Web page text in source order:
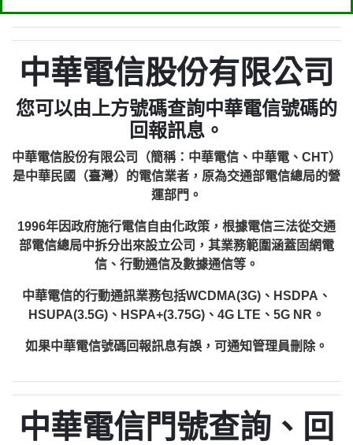
中華電信股份有限公司
您可以由上方號碼查詢中華電信號碼的
回報訊息。
中華電信股份有限公司（簡稱：中華電信、中華電、CHT）
是中華民國（臺灣）的電信業者，原為交通部電信總局的營
運部門。
1996年因政府施行電信自由化政策，根據電信三法從交通
部電信總局中拆分出來設立公司，其業務範圍涵蓋固網電
信、行動通信及數據通信等。
中華電信的行動通訊業務包括WCDMA(3G)、HSDPA、
HSUPA(3.5G)、HSPA+(3.75G)、4G LTE、5G NR。
如果中華電信號碼回報訊息有誤，可通知管理員刪除。
中華電信門號查詢、回